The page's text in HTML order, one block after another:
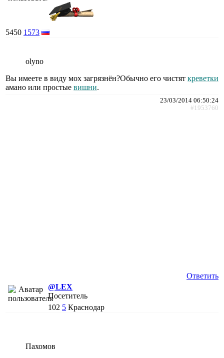
5450 1573
olyno
Вы имеете в виду мох загрязнён?Обычно его чистят креветки
амано или простые вишни.
23/03/2014 06:50:24
#1953760
Ответить
@LEX
Посетитель
102 5 Краснодар
Пахомов